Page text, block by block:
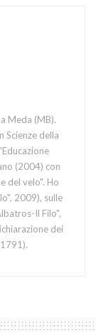
Meda (MB).
Scienze della
(2004) con
del velo". Ho
2009), sulle
Il Filo",
dei